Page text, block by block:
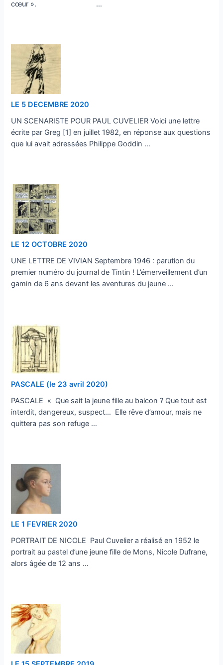
cœur ». …
LE 5 DECEMBRE 2020
UN SCENARISTE POUR PAUL CUVELIER Voici une lettre
écrite par Greg [1] en juillet 1982, en réponse aux questions
que lui avait adressées Philippe Goddin …
LE 12 OCTOBRE 2020
UNE LETTRE DE VIVIAN Septembre 1946 : parution du
premier numéro du journal de Tintin ! L’émerveillement d’un
gamin de 6 ans devant les aventures du jeune …
PASCALE (le 23 avril 2020)
PASCALE « Que sait la jeune fille au balcon ? Que tout est
interdit, dangereux, suspect… Elle rêve d’amour, mais ne
quittera pas son refuge …
LE 1 FEVRIER 2020
PORTRAIT DE NICOLE Paul Cuvelier a réalisé en 1952 le
portrait au pastel d’une jeune fille de Mons, Nicole Dufrane,
alors âgée de 12 ans …